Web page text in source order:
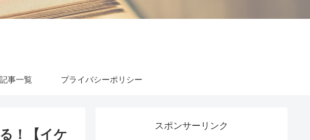
事一覧 プライバシーポリシー
！【イケ
スポンサーリンク